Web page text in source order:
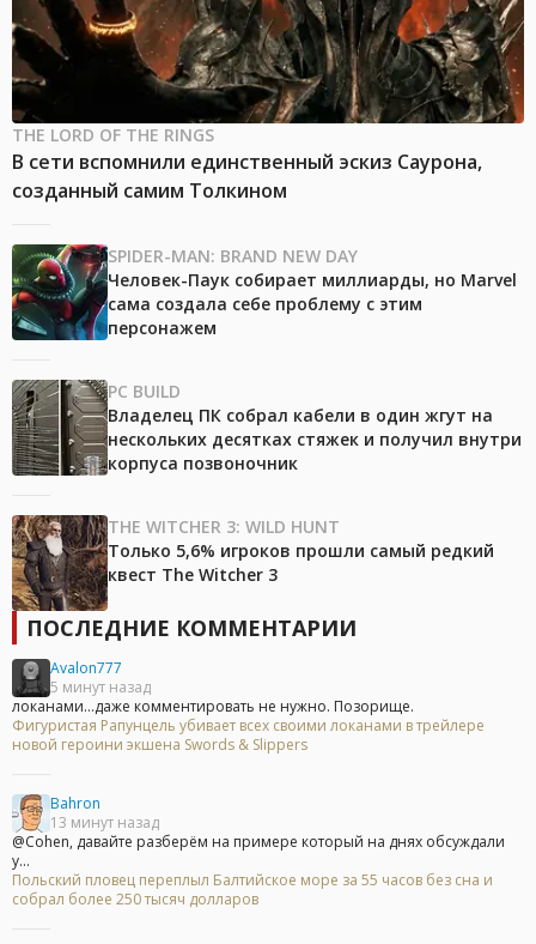
THE LORD OF THE RINGS
В сети вспомнили единственный эскиз Саурона,
созданный самим Толкином
SPIDER-MAN: BRAND NEW DAY
Человек-Паук собирает миллиарды, но Marvel
сама создала себе проблему с этим
персонажем
PC BUILD
Владелец ПК собрал кабели в один жгут на
нескольких десятках стяжек и получил внутри
корпуса позвоночник
THE WITCHER 3: WILD HUNT
Только 5,6% игроков прошли самый редкий
квест The Witcher 3
ПОСЛЕДНИЕ КОММЕНТАРИИ
Avalon777
5 минут назад
локанами...даже комментировать не нужно. Позорище.
Фигуристая Рапунцель убивает всех своими локанами в трейлере
новой героини экшена Swords & Slippers
Bahron
13 минут назад
@Cohen, давайте разберём на примере который на днях обсуждали
у...
Польский пловец переплыл Балтийское море за 55 часов без сна и
собрал более 250 тысяч долларов